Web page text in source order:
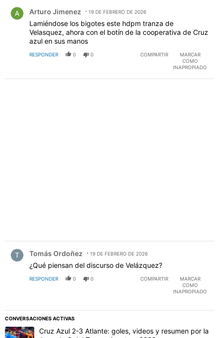
Arturo Jimenez 19 DE FEBRERO DE 2026
Lamiéndose los bigotes este hdpm tranza de
Velasquez, ahora con el botín de la cooperativa de Cruz
azul en sus manos
RESPONDER 0 0 COMPARTIR
MARCAR
COMO
INAPROPIADO
Tomás Ordoñez 19 DE FEBRERO DE 2026
¿Qué piensan del discurso de Velázquez?
RESPONDER 0 0 COMPARTIR
MARCAR
COMO
INAPROPIADO
CONVERSACIONES ACTIVAS
Este listado muestra los artículos con más comentarios en los
Un artículo de tendencia con el título "Cruz Azul 2-3 Atlante:
Cruz Azul 2-3 Atlante: goles, videos y resumen por la